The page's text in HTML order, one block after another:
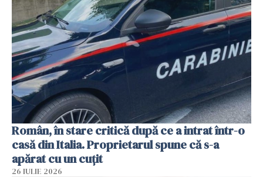
Român, în stare critică după ce a intrat într-o
casă din Italia. Proprietarul spune că s-a
apărat cu un cuțit
26 IULIE 2026